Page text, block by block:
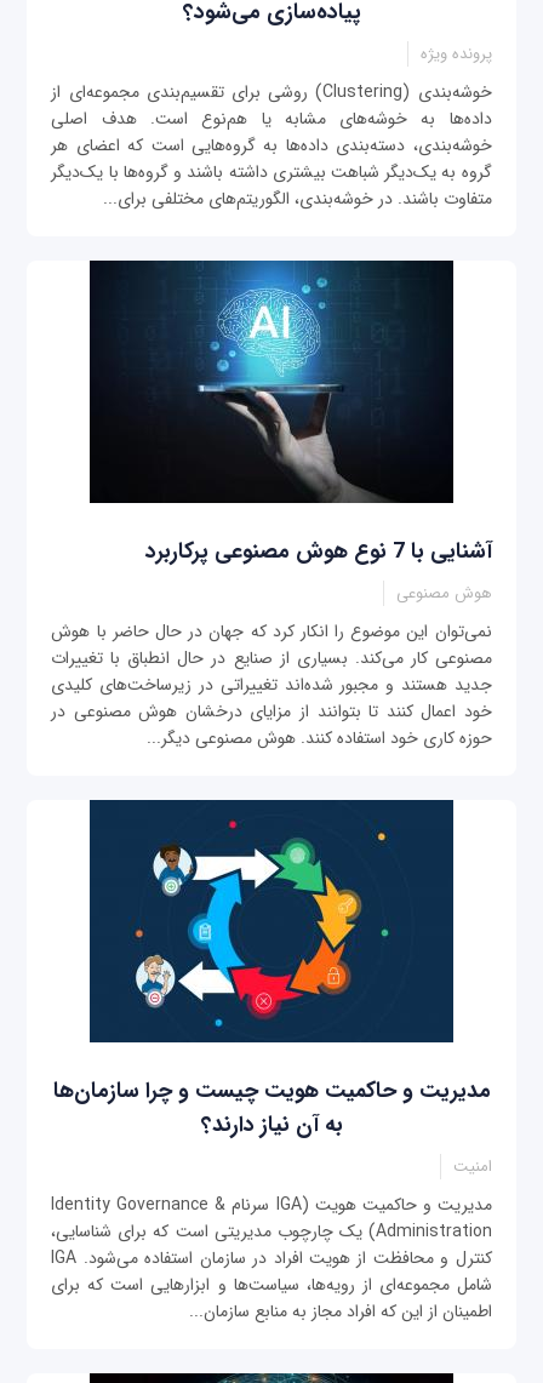
پیاده‌سازی می‌شود؟
پرونده ویژه
خوشه‌بندی (Clustering) روشی برای تقسیم‌بندی مجموعه‌ای از
داده‌ها به خوشه‌های مشابه یا هم‌نوع است. هدف اصلی
خوشه‌بندی، دسته‌بندی داده‌ها به گروه‌هایی است که اعضای هر
گروه به یک‌دیگر شباهت بیشتری داشته باشند و گروه‌ها با یک‌دیگر
متفاوت باشند. در خوشه‌بندی، الگوریتم‌های مختلفی برای...
آشنایی با 7 نوع هوش مصنوعی پرکاربرد
هوش مصنوعی
نمی‌توان این موضوع را انکار کرد که جهان در حال حاضر با هوش
مصنوعی کار می‌کند. بسیاری از صنایع در حال انطباق با تغییرات
جدید هستند و مجبور شده‌اند تغییراتی در زیرساخت‌های کلیدی
خود اعمال کنند تا بتوانند از مزایای درخشان هوش مصنوعی در
حوزه کاری خود استفاده کنند. هوش مصنوعی دیگر...
مدیریت و حاکمیت هویت چیست و چرا سازمان‌ها
به آن نیاز دارند؟
امنیت
مدیریت و حاکمیت هویت (IGA سرنام Identity Governance &
Administration) یک چارچوب مدیریتی است که برای شناسایی،
کنترل و محافظت از هویت افراد در سازمان استفاده می‌شود. IGA
شامل مجموعه‌ای از رویه‌ها، سیاست‌ها و ابزارهایی است که برای
اطمینان از این که افراد مجاز به منابع سازمان...